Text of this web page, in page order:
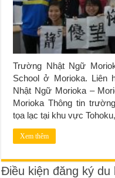
Trường Nhật Ngữ
School ở Morioka. Liên
Nhật Ngữ Morioka –
Morioka Thông tin
tọa lạc tại khu vực
Xem thêm
Điều kiện đăng ký du